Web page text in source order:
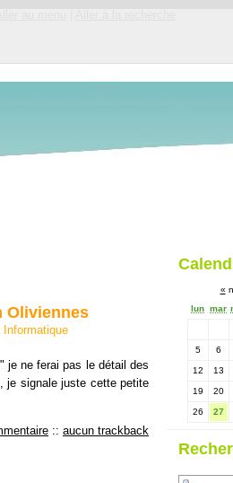
Oliviennes
Informatique
je ne ferai pas le détail des
je signale juste cette petite
:: aucun trackback
«
lun mar
5 6
12 13
19 20
26 27